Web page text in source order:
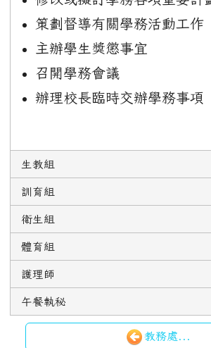
策劃督導有關學務活動工作
主辦學生獎懲事宜
召開學務會議
辦理校長臨時交辦學務事項
生教組
訓育組
衛生組
體育組
護理師
午餐執秘
教務處...